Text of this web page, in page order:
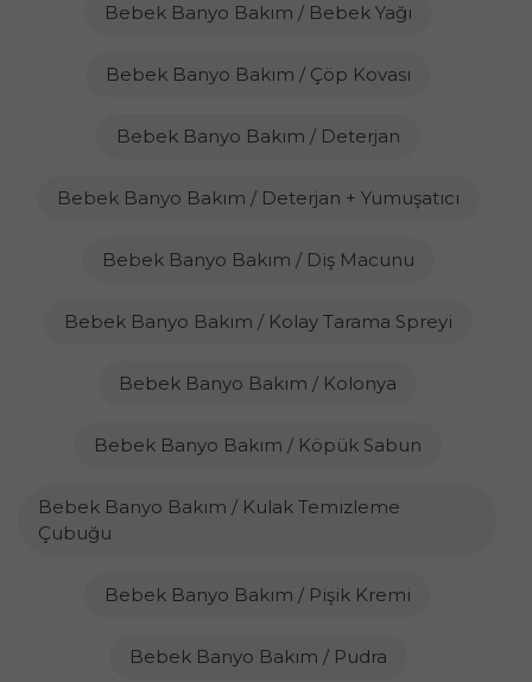
Bebek Banyo Bakım / Bebek Yağı
Bebek Banyo Bakım / Çöp Kovası
Bebek Banyo Bakım / Deterjan
Bebek Banyo Bakım / Deterjan + Yumuşatıcı
Bebek Banyo Bakım / Diş Macunu
Bebek Banyo Bakım / Kolay Tarama Spreyi
Bebek Banyo Bakım / Kolonya
Bebek Banyo Bakım / Köpük Sabun
Bebek Banyo Bakım / Kulak Temizleme
Çubuğu
Bebek Banyo Bakım / Pişik Kremi
Bebek Banyo Bakım / Pudra